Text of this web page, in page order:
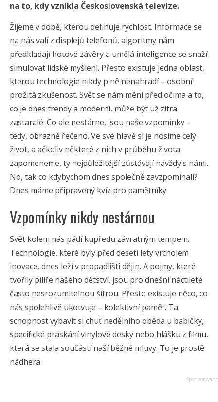
na to, kdy vznikla Československá televize.
Žijeme v době, kterou definuje rychlost. Informace se
na nás valí z displejů telefonů, algoritmy nám
předkládají hotové závěry a umělá inteligence se snaží
simulovat lidské myšlení. Přesto existuje jedna oblast,
kterou technologie nikdy plně nenahradí – osobní
prožitá zkušenost. Svět se nám mění před očima a to,
co je dnes trendy a moderní, může být už zítra
zastaralé. Co ale nestárne, jsou naše vzpomínky –
tedy, obrazně řečeno. Ve své hlavě si je nosíme celý
život, a ačkoliv některé z nich v průběhu života
zapomeneme, ty nejdůležitější zůstávají navždy s námi.
No, tak co kdybychom dnes společně zavzpomínali?
Dnes máme připravený kvíz pro pamětníky.
Vzpomínky nikdy nestárnou
Svět kolem nás pádí kupředu závratným tempem.
Technologie, které byly před deseti lety vrcholem
inovace, dnes leží v propadlišti dějin. A pojmy, které
tvořily pilíře našeho dětství, jsou pro dnešní náctileté
často nesrozumitelnou šifrou. Přesto existuje něco, co
nás spolehlivě ukotvuje – kolektivní paměť. Ta
schopnost vybavit si chuť nedělního oběda u babičky,
specifické praskání vinylové desky nebo hlášku z filmu,
která se stala součástí naší běžné mluvy. To je prostě
nádhera.